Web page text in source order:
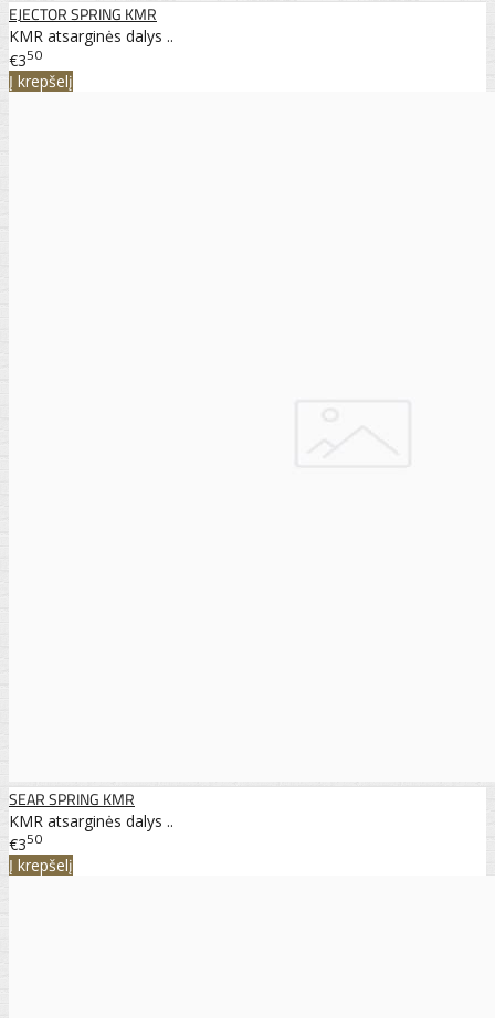
EJECTOR SPRING KMR
KMR atsarginės dalys ..
€350
Į krepšelį
SEAR SPRING KMR
KMR atsarginės dalys ..
€350
Į krepšelį